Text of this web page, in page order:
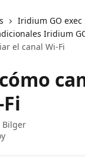
Iridium GO exec
Iridium
el canal Wi-Fi
Bilger